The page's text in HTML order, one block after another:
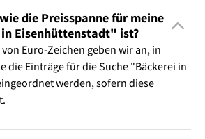
die Preisspanne für meine
Eisenhüttenstadt" ist?
Euro-Zeichen geben wir an, in
die Einträge für die Suche "Bäckerei in
werden, sofern diese